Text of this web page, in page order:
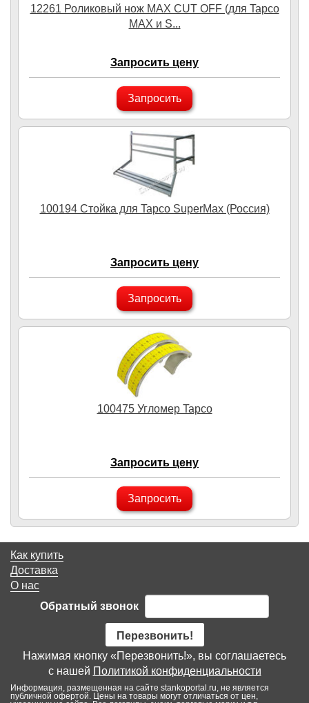
12261 Роликовый нож MAX CUT OFF (для Tapco
MAX и S...
Запросить цену
Запросить
100194 Стойка для Tapco SuperMax (Россия)
Запросить цену
Запросить
100475 Угломер Tapco
Запросить цену
Запросить
Как купить
Доставка
О нас
Обратный звонок
Перезвонить!
Нажимая кнопку «Перезвонить!», вы соглашаетесь
с нашей Политикой конфиденциальности
Информация, размещенная на сайте stankoportal.ru, не является
публичной офертой. Цены на товары могут отличаться от цен,